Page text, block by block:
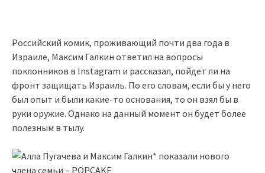
Российский комик, проживающий почти два года в
Израиле, Максим Галкин ответил на вопросы
поклонников в Instagram и рассказал, пойдет ли на
фронт защищать Израиль. По его словам, если бы у него
был опыт и были какие-то основания, то он взял бы в
руки оружие. Однако на данный момент он будет более
полезным в тылу.